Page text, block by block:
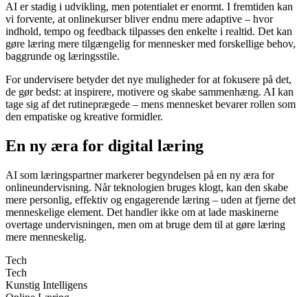
AI er stadig i udvikling, men potentialet er enormt. I fremtiden kan
vi forvente, at onlinekurser bliver endnu mere adaptive – hvor
indhold, tempo og feedback tilpasses den enkelte i realtid. Det kan
gøre læring mere tilgængelig for mennesker med forskellige behov,
baggrunde og læringsstile.
For undervisere betyder det nye muligheder for at fokusere på det,
de gør bedst: at inspirere, motivere og skabe sammenhæng. AI kan
tage sig af det rutineprægede – mens mennesket bevarer rollen som
den empatiske og kreative formidler.
En ny æra for digital læring
AI som læringspartner markerer begyndelsen på en ny æra for
onlineundervisning. Når teknologien bruges klogt, kan den skabe
mere personlig, effektiv og engagerende læring – uden at fjerne det
menneskelige element. Det handler ikke om at lade maskinerne
overtage undervisningen, men om at bruge dem til at gøre læring
mere menneskelig.
Tech
Tech
Kunstig Intelligens